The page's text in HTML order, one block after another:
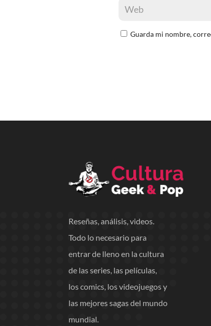
Guarda mi nombre,
Reseñas, análisis, videos.
Todo lo necesario para
entrar de lleno en la cultura
de las series, las películas,
los comics, los videojuegos y
las mejores sagas del mundo
mundial.